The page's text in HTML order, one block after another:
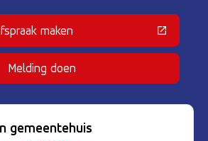
maken
(Deze link gaat naar een externe
Melding doen
gemeentehuis